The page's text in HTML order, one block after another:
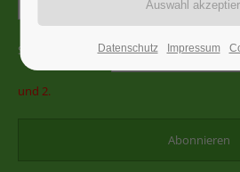
Sicherheitsfrage*
und 2.
Datenschutz Impressum